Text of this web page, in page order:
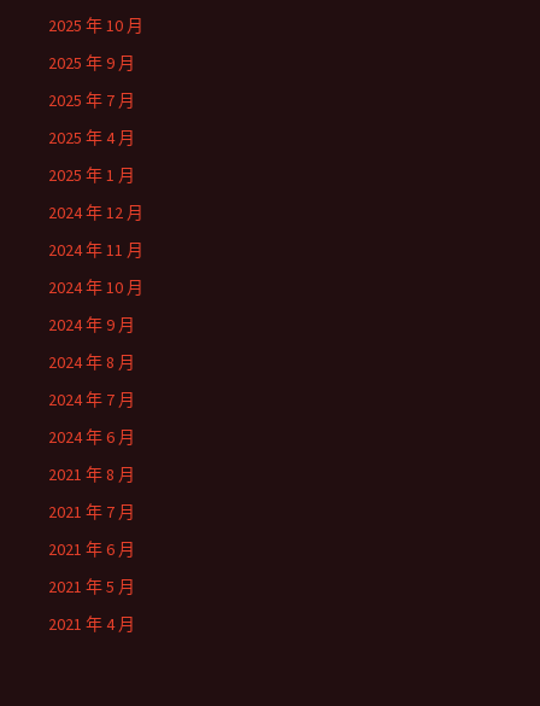
2025 年 10 月
2025 年 9 月
2025 年 7 月
2025 年 4 月
2025 年 1 月
2024 年 12 月
2024 年 11 月
2024 年 10 月
2024 年 9 月
2024 年 8 月
2024 年 7 月
2024 年 6 月
2021 年 8 月
2021 年 7 月
2021 年 6 月
2021 年 5 月
2021 年 4 月